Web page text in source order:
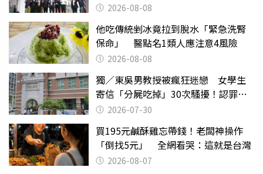
2026-08-08
他吃傳統剉冰竟拉到脫水「緊急洗腎
保命」 醫點名1類人應注意4風險
2026-08-08
獨／東吳男教授被瘋狂迷戀 女學生
寄信「分屍吃掉」30次騷擾！認罪免
關 2026-07-30
買195元鹹酥雞忘帶錢！老闆神操作
「倒找5元」 全網看哭：這就是台灣
2026-08-07